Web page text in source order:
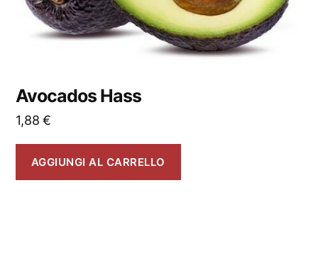
Avocados Hass
1,88€
AGGIUNGI AL CARRELLO